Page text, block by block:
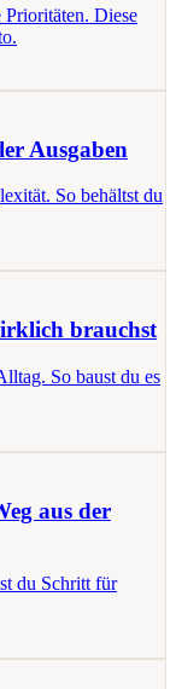
Prioritäten. Diese
Ausgaben
So behältst du
brauchst
So baust du es
aus der
du Schritt für